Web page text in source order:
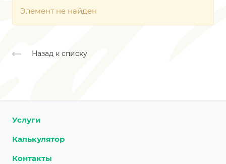
Элемент не найден
Назад к списку
Услуги
Калькулятор
Контакты